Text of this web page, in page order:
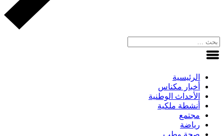
الرئيسية
أخبار مكناس
الأحداث الوطنية
أنشطة ملكية
مجتمع
رياضة
صحة وطب